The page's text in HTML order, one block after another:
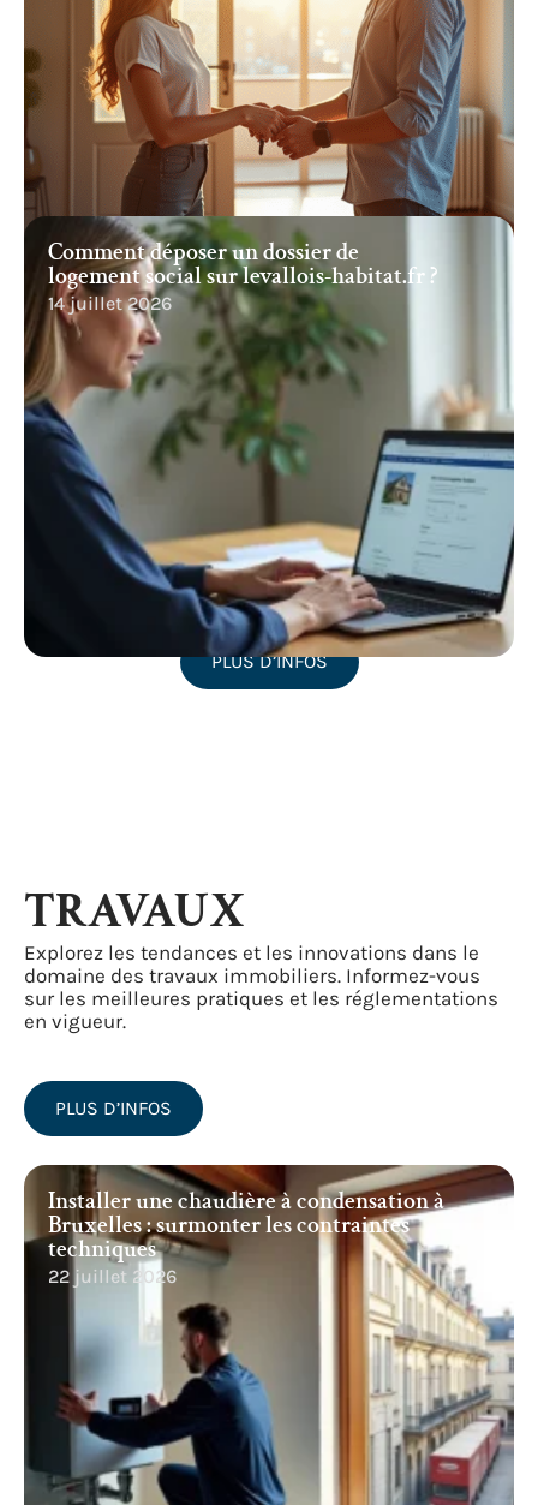
Comment déposer un dossier de
logement social sur levallois-habitat.fr ?
14 juillet 2026
PLUS D’INFOS
TRAVAUX
Explorez les tendances et les innovations dans le
domaine des travaux immobiliers. Informez-vous
sur les meilleures pratiques et les réglementations
en vigueur.
PLUS D’INFOS
Installer une chaudière à condensation à
Bruxelles : surmonter les contraintes
techniques
22 juillet 2026